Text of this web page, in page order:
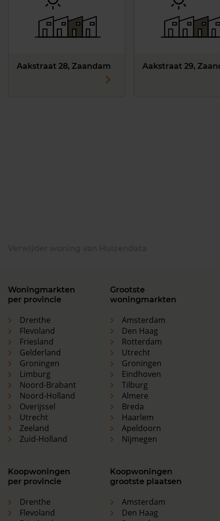
Aakstraat 28, Zaandam Aakstraat 29,
Woningmarkten
per provincie
Drenthe
Flevoland
Friesland
Gelderland
Groningen
Limburg
Noord-Brabant
Noord-Holland
Overijssel
Utrecht
Zeeland
Zuid-Holland
Grootste
woningmarkten
Amsterdam
Den Haag
Rotterdam
Utrecht
Groningen
Eindhoven
Tilburg
Almere
Breda
Haarlem
Apeldoorn
Nijmegen
Koopwoningen
per provincie
Drenthe
Flevoland
Koopwoningen
grootste plaatsen
Amsterdam
Den Haag